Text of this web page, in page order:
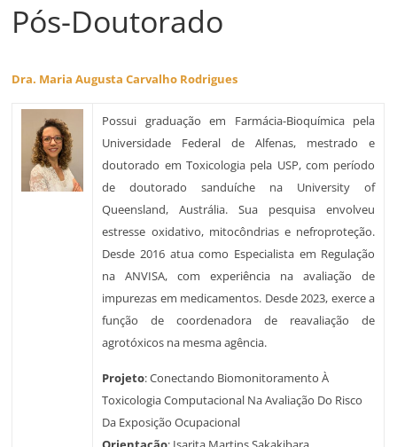
Pós-Doutorado
Dra. Maria Augusta Carvalho Rodrigues
Possui graduação em Farmácia-Bioquímica pela
Universidade Federal de Alfenas, mestrado e
doutorado em Toxicologia pela USP, com período
de doutorado sanduíche na University of
Queensland, Austrália. Sua pesquisa envolveu
estresse oxidativo, mitocôndrias e nefroproteção.
Desde 2016 atua como Especialista em Regulação
na ANVISA, com experiência na avaliação de
impurezas em medicamentos. Desde 2023, exerce a
função de coordenadora de reavaliação de
agrotóxicos na mesma agência.
Projeto: Conectando Biomonitoramento À
Toxicologia Computacional Na Avaliação Do Risco
Da Exposição Ocupacional